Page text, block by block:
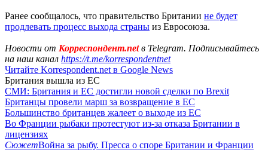
Ранее сообщалось, что правительство Британии не будет
продлевать процесс выхода страны из Евросоюза.
Новости от Корреспондент.netв Telegram. Подписывайтесь
на наш канал https://t.me/korrespondentnet
Читайте Korrespondent.net в Google News
Британия вышла из ЕС
СМИ: Британия и ЕС достигли новой сделки по Brexit
Британцы провели марш за возвращение в ЕС
Большинство британцев жалеет о выходе из ЕС
Во Франции рыбаки протестуют из-за отказа Британии в
лицензиях
СюжетВойна за рыбу. Пресса о споре Британии и Франции